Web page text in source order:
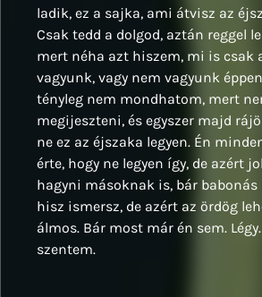
ladik, ez a sajka, ami átvisz az
Csak tedd a dolgod, aztán reggel
mert néha azt hiszem, mi is csak
vagyunk, vagy nem vagyunk
tényleg nem mondhatom, mert
megijeszteni, és egyszer majd
ne ez az éjszaka legyen. Én
érte, hogy ne legyen így, de azért
hagyni másoknak is, bár babonás
hisz ismersz, de azért az ördög
álmos. Bár most már én sem.
szentem.